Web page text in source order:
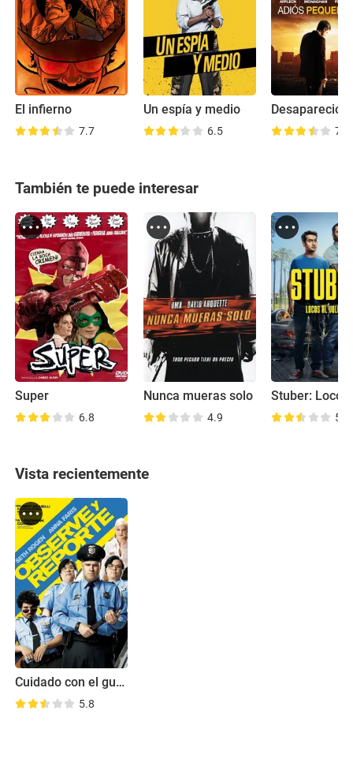
El infierno
7.7
Un espía y medio
6.5 7.8
También te puede interesar
Super
6.8
Nunca mueras solo
4.9 5.7
Vista recientemente
Cuidado con el guardia
5.8